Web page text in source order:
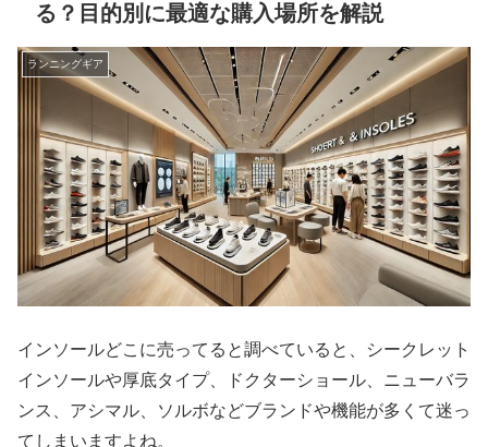
る？目的別に最適な購入場所を解説
ランニングギア
インソールどこに売ってると調べていると、シークレット
インソールや厚底タイプ、ドクターショール、ニューバラ
ンス、アシマル、ソルボなどブランドや機能が多くて迷っ
てしまいますよね。